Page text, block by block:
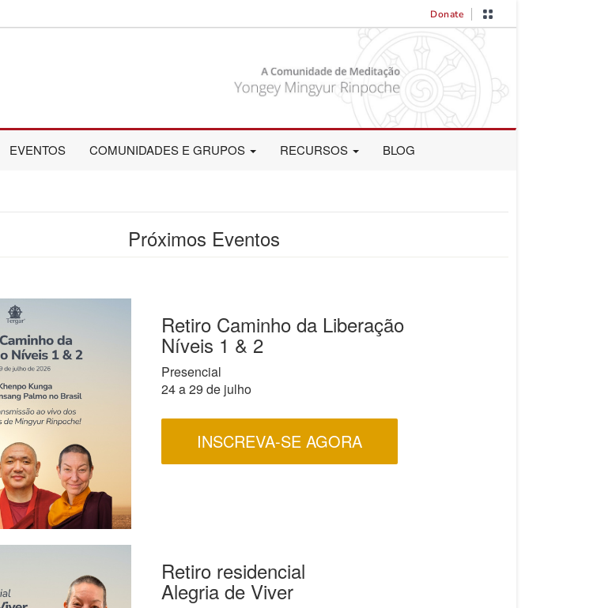
Donate
EVENTOS COMUNIDADES E GRUPOS RECURSOS BLOG
Próximos Eventos
Retiro Caminho da Liberação
Níveis 1 & 2
Presencial
24 a 29 de julho
INSCREVA-SE AGORA
Retiro residencial
Alegria de Viver